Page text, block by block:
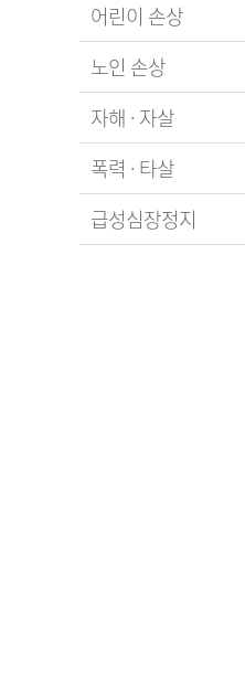
어린이 손상
노인 손상
자해 · 자살
폭력 · 타살
급성심장정지